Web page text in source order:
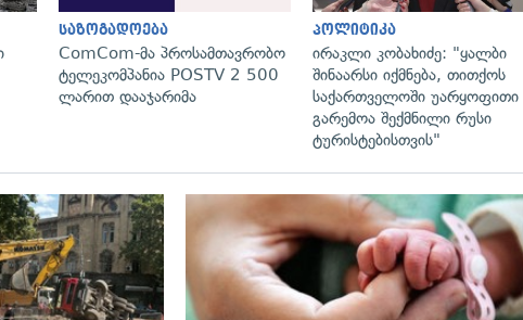
საზოგადოება
ComCom-მა პროსამთავრობო
ტელეკომპანია POSTV 2 500
ლარით დააჯარიმა
პოლიტიკა
ირაკლი კობახიძე: "ყალბი
შინაარსი იქმნება, თითქოს
საქართველოში უარყოფითი
გარემოა შექმნილი რუსი
ტურისტებისთვის"